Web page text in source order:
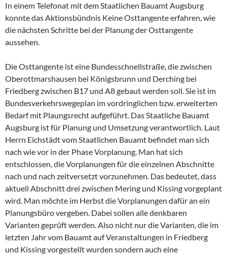
In einem Telefonat mit dem Staatlichen Bauamt Augsburg
konnte das Aktionsbündnis Keine Osttangente erfahren, wie
die nächsten Schritte bei der Planung der Osttangente
aussehen.
Die Osttangente ist eine Bundesschnellstraße, die zwischen
Oberottmarshausen bei Königsbrunn und Derching bei
Friedberg zwischen B17 und A8 gebaut werden soll. Sie ist im
Bundesverkehrswegeplan im vordringlichen bzw. erweiterten
Bedarf mit Plaungsrecht aufgeführt. Das Staatliche Bauamt
Augsburg ist für Planung und Umsetzung verantwortlich. Laut
Herrn Eichstädt vom Staatlichen Bauamt befindet man sich
nach wie vor in der Phase Vorplanung. Man hat sich
entschlossen, die Vorplanungen für die einzelnen Abschnitte
nach und nach zeitversetzt vorzunehmen. Das bedeutet, dass
aktuell Abschnitt drei zwischen Mering und Kissing vorgeplant
wird. Man möchte im Herbst die Vorplanungen dafür an ein
Planungsbüro vergeben. Dabei sollen alle denkbaren
Varianten geprüft werden. Also nicht nur die Varianten, die im
letzten Jahr vom Bauamt auf Veranstaltungen in Friedberg
und Kissing vorgestellt wurden sondern auch eine